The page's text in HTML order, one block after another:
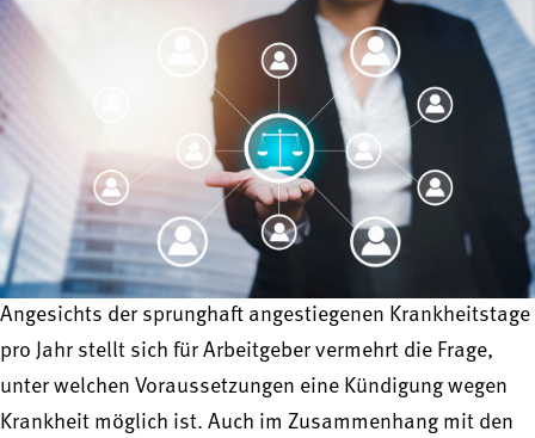
Angesichts der sprunghaft angestiegenen Krankheitstage
pro Jahr stellt sich für Arbeitgeber vermehrt die Frage,
unter welchen Voraussetzungen eine Kündigung wegen
Krankheit möglich ist. Auch im Zusammenhang mit den